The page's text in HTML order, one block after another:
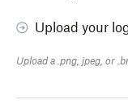
Upload your
Upload a .png, jpeg, or